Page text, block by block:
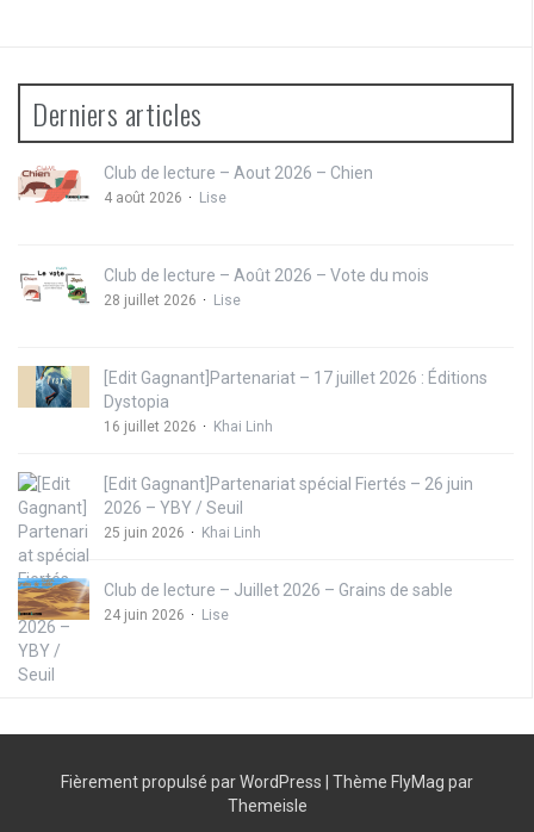
Derniers articles
Club de lecture – Aout 2026 – Chien
4 août 2026 Lise
Club de lecture – Août 2026 – Vote du mois
28 juillet 2026 Lise
[Edit Gagnant]Partenariat – 17 juillet 2026 : Éditions
Dystopia
16 juillet 2026 Khai Linh
[Edit Gagnant]Partenariat spécial Fiertés – 26 juin
2026 – YBY / Seuil
25 juin 2026 Khai Linh
Club de lecture – Juillet 2026 – Grains de sable
24 juin 2026 Lise
Fièrement propulsé par WordPress Thème FlyMag par
Themeisle